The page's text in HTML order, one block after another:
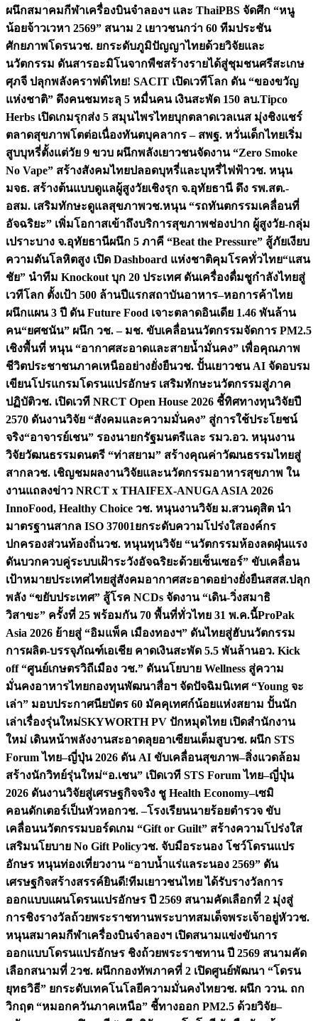
ผนึกสมาคมกีฬาเครื่องบินจำลองฯ และ ThaiPBS จัดศึก “หนู
น้อยจ้าวเวหา 2569” สนาม 2 เยาวชนกว่า 60 ทีมประชัน
ศักยภาพโดรนวช. ยกระดับภูมิปัญญาไทยด้วยวิจัยและ
นวัตกรรม ดันสารอะมิโนจากพืชสร้างรายได้สู่ชุมชนศรีสะเกษ
ศุภจี ปลุกพลังคราฟต์ไทย! SACIT เปิดเวทีโลก ดัน “ของขวัญ
แห่งชาติ” ดึงคนชมทะลุ 5 หมื่นคน เงินสะพัด 150 ลบ.Tipco
Herbs เปิดเกมรุกส่ง 5 สมุนไพรไทยบุกตลาดเวลเนส มุ่งชิงแชร์
ตลาดสุขภาพโตต่อเนื่องทันตบุคลากร – สพฐ. หวั่นเด็กไทยเริ่ม
สูบบุหรี่ตั้งแต่วัย 9 ขวบ ผนึกพลังเยาวชนจัดงาน “Zero Smoke
No Vape” สร้างสังคมไทยปลอดบุหรี่และบุหรี่ไฟฟ้าวช. หนุน
มจธ. สร้างต้นแบบดูแลผู้สูงวัยเชิงรุก จ.อุทัยธานี ดึง รพ.สต.-
อสม. เสริมทักษะดูแลสุขภาพวช.หนุน “รถทันตกรรมเคลื่อนที่
อัจฉริยะ” เพิ่มโอกาสเข้าถึงบริการสุขภาพช่องปาก ผู้สูงวัย-กลุ่ม
เปราะบาง จ.อุทัยธานีผนึก 5 ภาคี “Beat the Pressure” สู้ภัยเงียบ
ความดันโลหิตสูง เปิด Dashboard แห่งชาติคุมโรคทั่วไทย“แสน
ชัย” นำทีม Knockout บุก 20 ประเทศ ดันเครื่องดื่มชูกำลังไทยสู่
เวทีโลก ตั้งเป้า 500 ล้านปีแรกสถาบันอาหาร–หอการค้าไทย
ผนึกแผน 3 ปี ดัน Future Food เจาะตลาดอินเดีย 1.46 พันล้าน
คน“ยศชนัน” ผนึก วช. – มช. ขับเคลื่อนนวัตกรรมจัดการ PM2.5
เชิงพื้นที่ หนุน “อากาศสะอาดและสายน้ำมั่นคง” เพื่อคุณภาพ
ชีวิตประชาชนภาคเหนืออย่างยั่งยืนวช. ปั้นเยาวชน AI จัดอบรม
เขียนโปรแกรมโดรนแปรอักษร เสริมทักษะนวัตกรรมสู่ภาค
ปฏิบัติวช. เปิดเวที NRCT Open House 2026 ชี้ทิศทางทุนวิจัยปี
2570 ดันงานวิจัย “สังคมและความมั่นคง” สู่การใช้ประโยชน์
จริง“อาจารย์เชน” รองนายกรัฐมนตรีและ รมว.อว. หนุนงาน
วิจัยวัฒนธรรมดนตรี “ท่าสยาม” สร้างคุณค่าวัฒนธรรมไทยสู่
สากลวช. เชิญชมผลงานวิจัยและนวัตกรรมอาหารสุขภาพ ใน
งานแถลงข่าว NRCT x THAIFEX-ANUGA ASIA 2026
InnoFood, Healthy Choice วช. หนุนงานวิจัย ม.สวนดุสิต นำ
มาตรฐานสากล ISO 37001ยกระดับความโปร่งใสองค์กร
ปกครองส่วนท้องถิ่นวช. หนุนทุนวิจัย “นวัตกรรมห้องลดฝุ่นแรง
ดันบวกควบคู่ระบบเฝ้าระวังอัจฉริยะด้วยเซ็นเซอร์” ขับเคลื่อน
เป้าหมายประเทศไทยสู่สังคมอากาศสะอาดอย่างยั่งยืนสสส.ปลุก
พลัง “ขยับประเทศ” สู้โรค NCDs จัดงาน “เดิน-วิ่งสมาธิ
วิสาขะ” ครั้งที่ 25 พร้อมกัน 70 พื้นที่ทั่วไทย 31 พ.ค.นี้ProPak
Asia 2026 ย้ายสู่ “อิมแพ็ค เมืองทองฯ” ดันไทยสู่ฮับนวัตกรรม
การผลิต-บรรจุภัณฑ์เอเชีย คาดเงินสะพัด 5.5 พันล้านอว. Kick
off “ศูนย์เกษตรวิถีเมือง วช.” ดันนโยบาย Wellness สู่ความ
มั่นคงอาหารไทยกองทุนพัฒนาสื่อฯ จัดปัจฉิมนิเทศ “Young จะ
เล่า” มอบประกาศนียบัตร 60 มัคคุเทศก์น้อยแห่งสยาม ปั้นนัก
เล่าเรื่องรุ่นใหม่SKYWORTH PV ปักหมุดไทย เปิดสำนักงาน
ใหม่ เดินหน้าพลังงานสะอาดลุยอาเซียนเต็มสูบวช. ผนึก STS
Forum ไทย–ญี่ปุ่น 2026 ดัน AI ขับเคลื่อนสุขภาพ–สิ่งแวดล้อม
สร้างนักวิทย์รุ่นใหม่“อ.เชน” เปิดเวที STS Forum ไทย–ญี่ปุ่น
2026 ดันงานวิจัยสู่เศรษฐกิจจริง ชู Health Economy–เซมิ
คอนดักเตอร์เป็นหัวหอกวช. –โรงเรียนนายร้อยตำรวจ ขับ
เคลื่อนนวัตกรรมบอร์ดเกม “Gift or Guilt” สร้างความโปร่งใส
เสริมนโยบาย No Gift Policyวช. จับมือระนอง โชว์โดรนแปร
อักษร หนุนท่องเที่ยวงาน “อาบน้ำแร่แลระนอง 2569” ดัน
เศรษฐกิจสร้างสรรค์ยินดี!ทีมเยาวชนไทย ได้รับรางวัลการ
ออกแบบแผนโดรนแปรอักษร ปี 2569 สนามคัดเลือกที่ 2 มุ่งสู่
การชิงรางวัลถ้วยพระราชทานพระบาทสมเด็จพระเจ้าอยู่หัววช.
หนุนสมาคมกีฬาเครื่องบินจำลองฯ เปิดสนามแข่งขันการ
ออกแบบโดรนแปรอักษร ชิงถ้วยพระราชทาน ปี 2569 สนามคัด
เลือกสนามที่ 2วช. ผนึกกองทัพภาคที่ 2 เปิดศูนย์พัฒนา “โดรน
ยุทธวิธี” ยกระดับเทคโนโลยีความมั่นคงไทยวช. ผนึก ววน. ถก
วิกฤต “หมอกควันภาคเหนือ” ชี้ทางออก PM2.5 ด้วยวิจัย–